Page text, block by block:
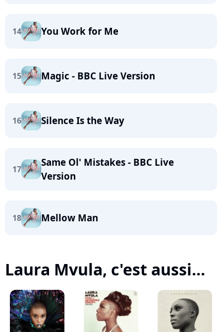
14 You Work for Me
15 Magic - BBC Live Version
16 Silence Is the Way
17
Same Ol' Mistakes - BBC Live
Version
18 Mellow Man
Laura Mvula, c'est aussi...